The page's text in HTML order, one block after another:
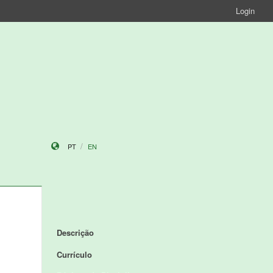
Login
PT EN
Descrição
Currículo